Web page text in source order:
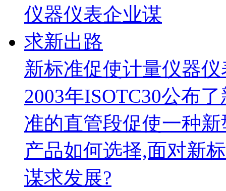
新标准促使计量仪器
2003年ISOTC30公布
准的直管段促使一种
产品如何选择,面对新
谋求发展?